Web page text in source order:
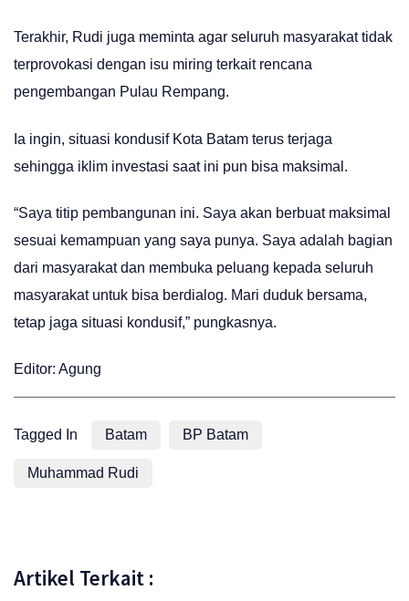
Terakhir, Rudi juga meminta agar seluruh masyarakat tidak
terprovokasi dengan isu miring terkait rencana
pengembangan Pulau Rempang.
Ia ingin, situasi kondusif Kota Batam terus terjaga
sehingga iklim investasi saat ini pun bisa maksimal.
“Saya titip pembangunan ini. Saya akan berbuat maksimal
sesuai kemampuan yang saya punya. Saya adalah bagian
dari masyarakat dan membuka peluang kepada seluruh
masyarakat untuk bisa berdialog. Mari duduk bersama,
tetap jaga situasi kondusif,” pungkasnya.
Editor: Agung
Tagged In Batam BP Batam
Muhammad Rudi
Artikel Terkait :